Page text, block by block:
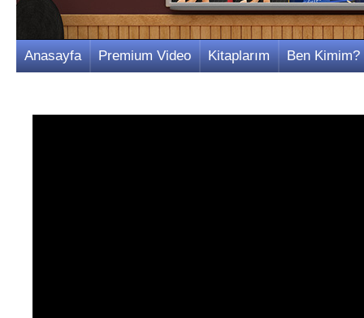
İçeriğe
Anasayfa Premium Video Kitaplarım Ben Kimim?